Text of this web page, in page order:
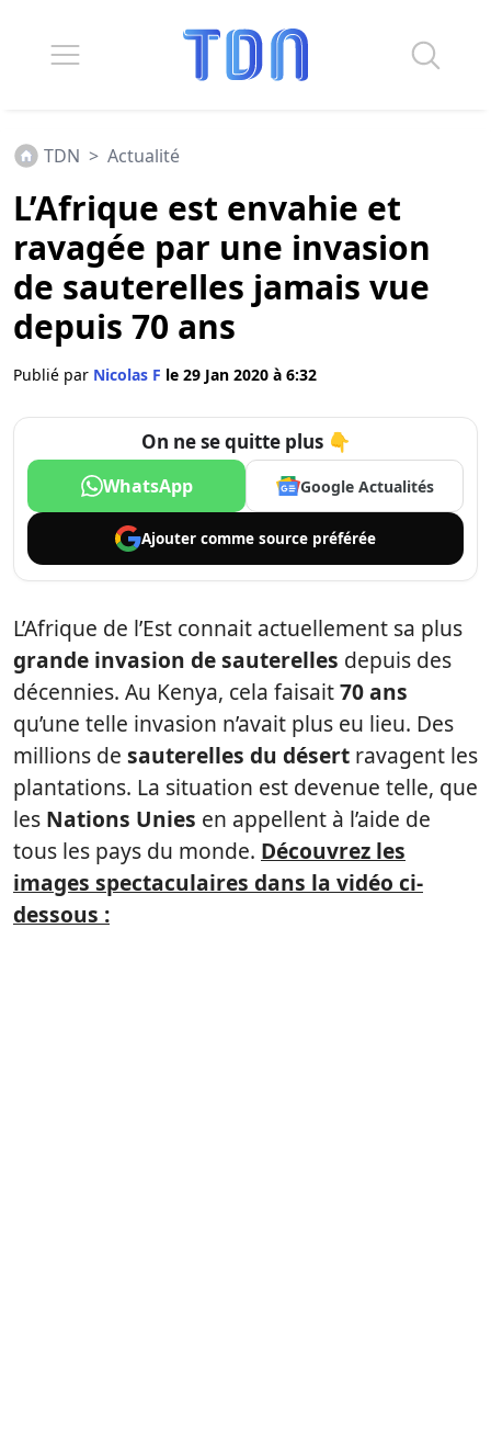
TDN > Actualité
L’Afrique est envahie et
ravagée par une invasion
de sauterelles jamais vue
depuis 70 ans
Publié par Nicolas F le 29 Jan 2020 à 6:32
On ne se quitte plus 👇
WhatsApp Google Actualités
Ajouter comme source préférée
L’Afrique de l’Est connait actuellement sa plus
grande invasion de sauterelles depuis des
décennies. Au Kenya, cela faisait70 ans
qu’une telle invasion n’avait plus eu lieu. Des
millions de sauterelles du désert ravagent les
plantations. La situation est devenue telle, que
les Nations Unies en appellent à l’aide de
tous les pays du monde. Découvrez les
images spectaculaires dans la vidéo ci-
dessous :